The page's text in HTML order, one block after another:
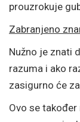
prouzrokuje
Zabranjeno
Nužno je znati
razuma i ako
zasigurno će
Ovo se